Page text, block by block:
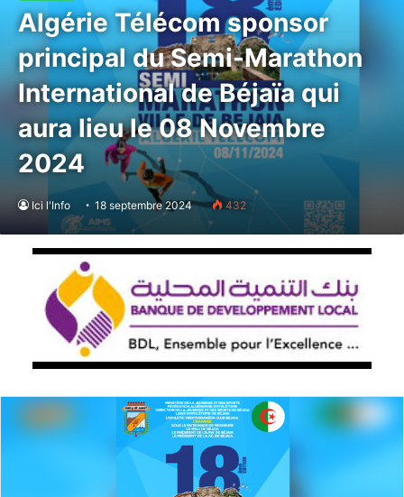
Algérie Télécom sponsor
principal du Semi-Marathon
International de Béjaïa qui
aura lieu le 08 Novembre
2024
Ici l'Info 18 septembre 2024 432